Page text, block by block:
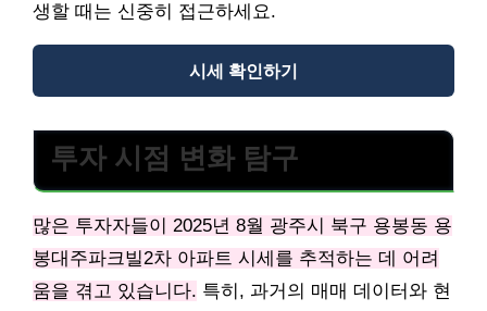
생할 때는 신중히 접근하세요.
시세 확인하기
투자 시점 변화 탐구
많은 투자자들이 2025년 8월 광주시 북구 용봉동 용
봉대주파크빌2차 아파트 시세를 추적하는 데 어려
움을 겪고 있습니다. 특히, 과거의 매매 데이터와 현